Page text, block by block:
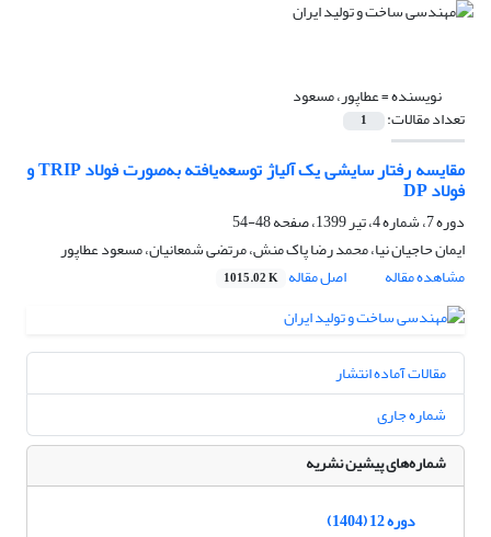
نویسنده =عطاپور، مسعود
تعداد مقالات: 1
مقایسه رفتار سایشی یک آلیاژ توسعه‌یافته به‌صورت فولاد TRIP و
فولاد DP
دوره 7، شماره 4، تیر 1399، صفحه
48-54
ایمان حاجیان نیا، محمد رضا پاک منش، مرتضی شمعانیان، مسعود عطاپور
مشاهده مقاله
اصل مقاله 1015.02 K
مقالات آماده انتشار
شماره جاری
شماره‌های پیشین نشریه
دوره 12 (1404)